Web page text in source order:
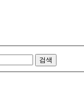
검색